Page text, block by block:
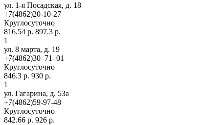
ул. 1-я Посадская, д. 18
+7(4862)20-10-27
Круглосуточно
816.54 р. 897.3 р.
1
ул. 8 марта, д. 19
+7(4862)30‒71‒01
Круглосуточно
846.3 р. 930 р.
1
ул. Гагарина, д. 53а
+7(4862)59-97-48
Круглосуточно
842.66 р. 926 р.